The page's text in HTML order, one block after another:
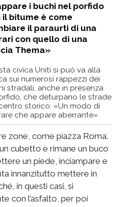
i buchi nel porfido
il bitume è come
il paraurti di una
con quello di una
Thema»
civica Uniti si può va alla
sui numerosi rappezzi dei
stradali, anche in presenza
che deturpano le strade
storico: «Un modo di
che appare aberrante»
zone, come piazza Roma.
cubetto e rimane un buco
un piede, inciampare e
innanzitutto mettere in
in questi casi, si
con l’asfalto, per poi